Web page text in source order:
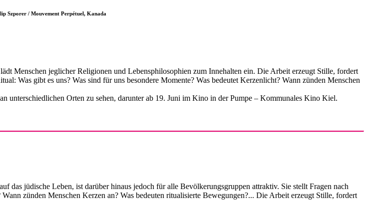
Szporer / Mouvement Perpétuel, Kanada
Menschen jeglicher Religionen und Lebensphilosophien zum Innehalten ein. Die Arbeit erzeugt Stille, fordert
Was gibt es uns? Was sind für uns besondere Momente? Was bedeutet Kerzenlicht? Wann zünden Menschen
unterschiedlichen Orten zu sehen, darunter ab 19. Juni im Kino in der Pumpe – Kommunales Kino Kiel.
das jüdische Leben, ist darüber hinaus jedoch für alle Bevölkerungsgruppen attraktiv. Sie stellt Fragen nach
zünden Menschen Kerzen an? Was bedeuten ritualisierte Bewegungen?... Die Arbeit erzeugt Stille, fordert